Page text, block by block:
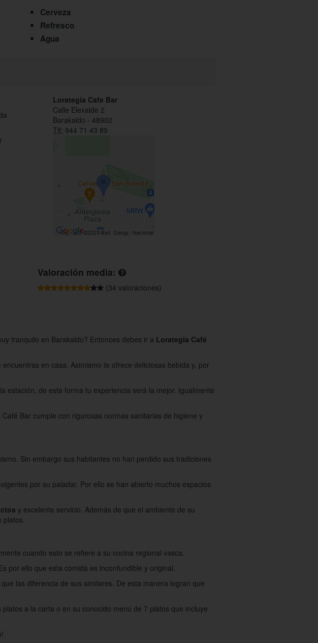
Cerveza
Refresco
Agua
Lorategia Cafe Bar
Calle Elexalde 2
Barakaldo - 48902
Tlf: 944 71 43 89
Valoración media:
(34 valoraciones)
tranquilo en Barakaldo? Entonces debes ir a Lorategia Café
en casa. Asimismo te ofrece deliciosas bebida y, por
estación, de esta forma tu experiencia será la mejor. Igualmente
Bar cumple con rigurosas normas sanitarias de higiene y
Sin embargo sus habitantes no han perdido sus tradiciones
por su paladar. Por ello se han abierto muchos espacios
y excelente servicio. Además de que el ambiente de su
platos.
cuando esto se refiere a su cocina regional vasca.
por ello que esta comida es inconfundible y original.
las diferencia de sus similares. De esta manera logran que
a la carta o en su conocido menú de 7 platos que incluye